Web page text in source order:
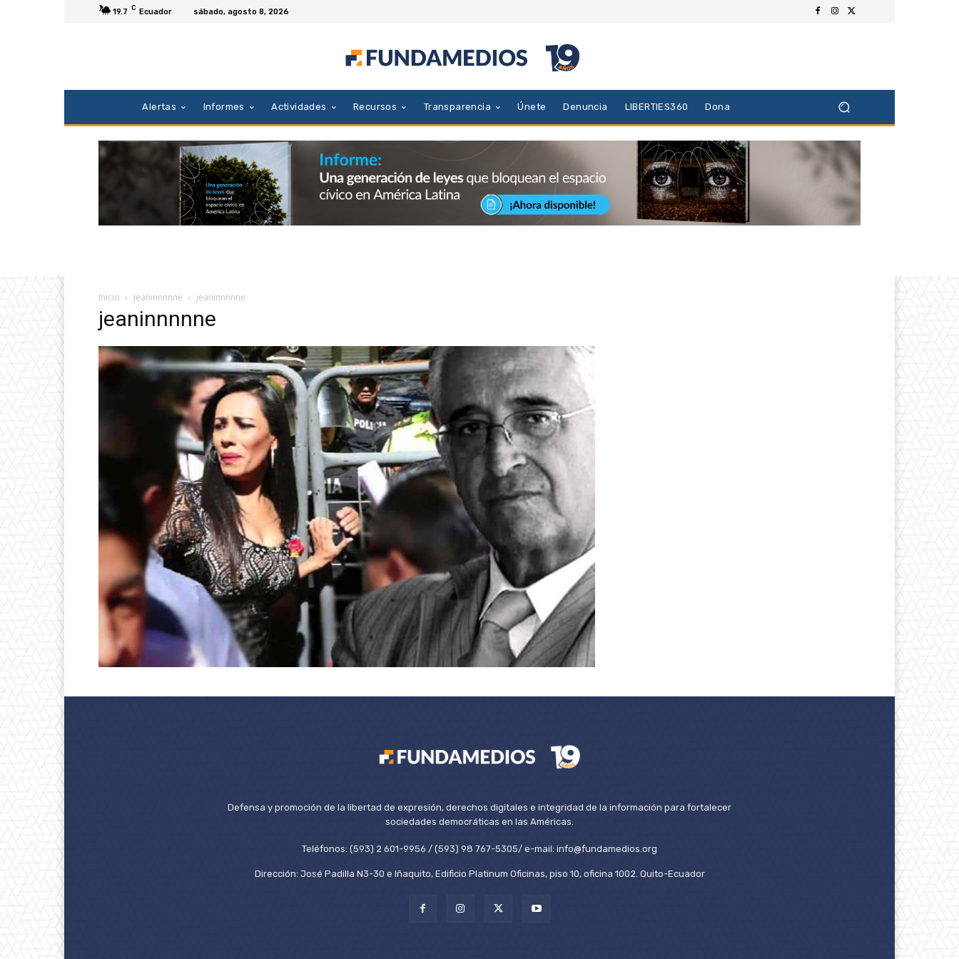
19.7 C Ecuador sábado, agosto 8, 2026
Alertas Informes Actividades Recursos Transparencia Únete Denuncia LIBERTIES360 Dona
Inicio jeaninnnnne jeaninnnnne
jeaninnnnne
Defensa y promoción de la libertad de expresión, derechos digitales e integridad de la información para fortalecer
sociedades democráticas en las Américas.
Teléfonos: (593) 2 601-9956 / (593) 98 767-5305/ e-mail: info@fundamedios.org
Dirección: José Padilla N3-30 e Iñaquito, Edificio Platinum Oficinas, piso 10, oficina 1002. Quito-Ecuador